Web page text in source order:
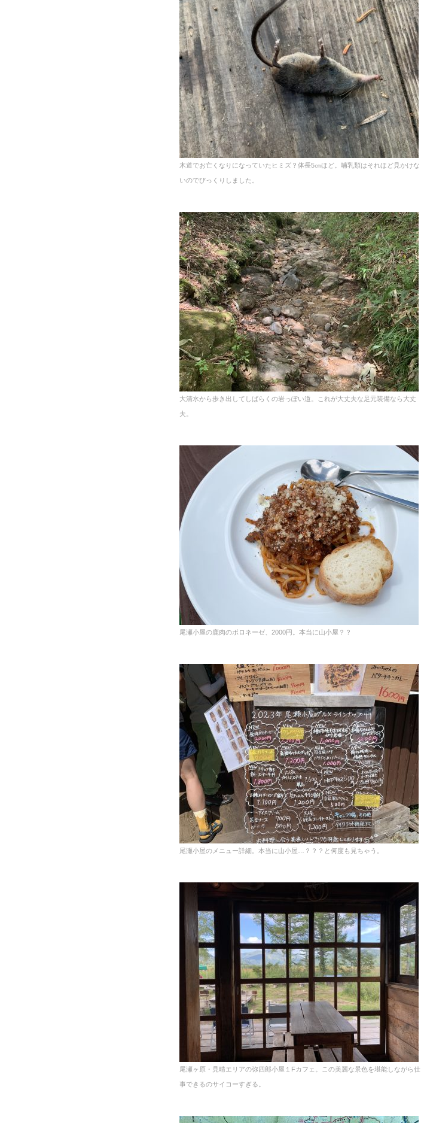
木道でお亡くなりになっていたヒミズ？体長5㎝ほど。哺乳類はそれほど見かけな
いのでびっくりしました。
大清水から歩き出してしばらくの岩っぽい道。これが大丈夫な足元装備なら大丈
夫。
尾瀬小屋の鹿肉のボロネーゼ、2000円。本当に山小屋？？
尾瀬小屋のメニュー詳細。本当に山小屋…？？？と何度も見ちゃう。
尾瀬ヶ原・見晴エリアの弥四郎小屋１Fカフェ。この美麗な景色を堪能しながら仕
事できるのサイコーすぎる。